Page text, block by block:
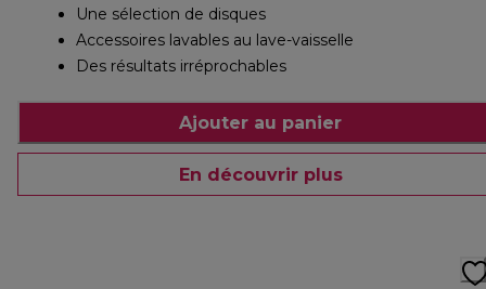
Une sélection de disques
Accessoires lavables au lave-vaisselle
Des résultats irréprochables
Ajouter au panier
En découvrir plus